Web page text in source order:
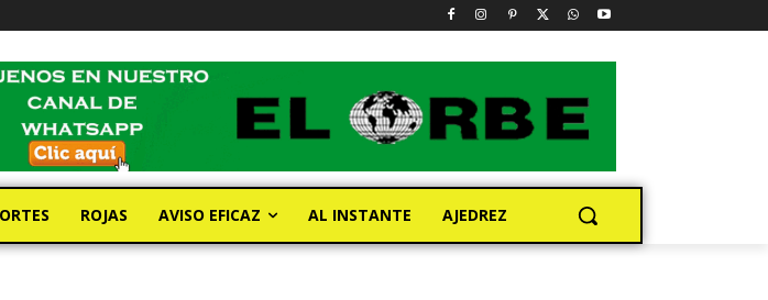
ROJAS AVISO EFICAZ AL INSTANTE AJEDREZ